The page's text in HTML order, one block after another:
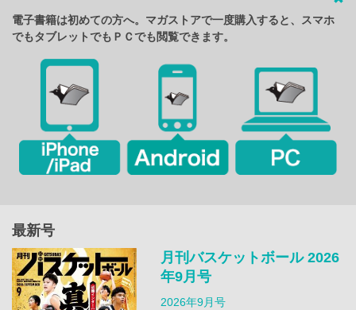
電子書籍は初めての方へ。マガストアで一度購入すると、スマホ
でもタブレットでもＰＣでも閲覧できます。
最新号
月刊バスケットボール 2026
年9月号
2026年9月号